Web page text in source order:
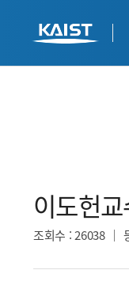
이도헌
조회수 : 26038